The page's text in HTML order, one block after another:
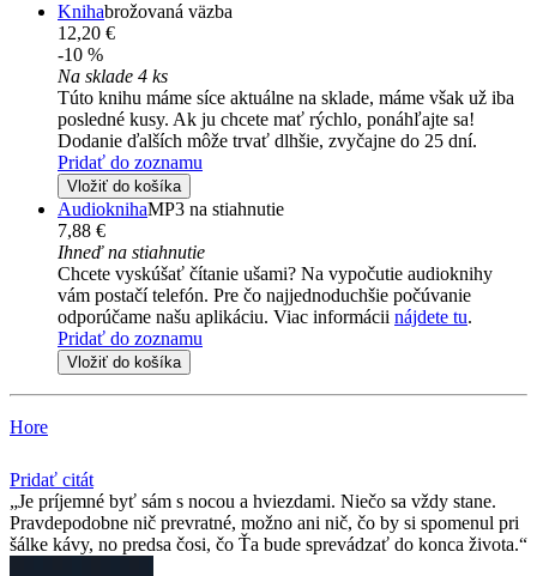
Knihabrožovaná väzba
12,20 €
-10 %
Na sklade 4 ks
Túto knihu máme síce aktuálne na sklade, máme však už iba
posledné kusy. Ak ju chcete mať rýchlo, ponáhľajte sa!
Dodanie ďalších môže trvať dlhšie, zvyčajne do 25 dní.
Pridať do zoznamu
Vložiť do košíka
AudioknihaMP3 na stiahnutie
7,88 €
Ihneď na stiahnutie
Chcete vyskúšať čítanie ušami? Na vypočutie audioknihy
vám postačí telefón. Pre čo najjednoduchšie počúvanie
odporúčame našu aplikáciu. Viac informácii nájdete tu.
Pridať do zoznamu
Vložiť do košíka
Hore
Pridať citát
Je príjemné byť sám s nocou a hviezdami. Niečo sa vždy stane.
Pravdepodobne nič prevratné, možno ani nič, čo by si spomenul pri
šálke kávy, no predsa čosi, čo Ťa bude sprevádzať do konca života.